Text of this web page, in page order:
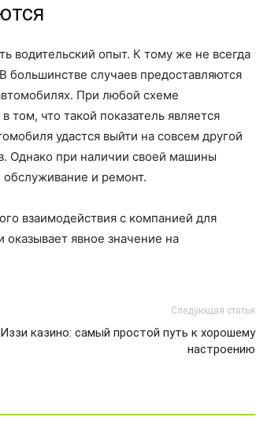
водительский опыт. К тому же не всегда
большинстве случаев предоставляются
При любой схеме
что такой показатель является
удастся выйти на совсем другой
Однако при наличии своей машины
обслуживание и ремонт.
взаимодействия с компанией для
оказывает явное значение на
Следующая статья
Иззи казино: самый простой путь к хорошему
настроению